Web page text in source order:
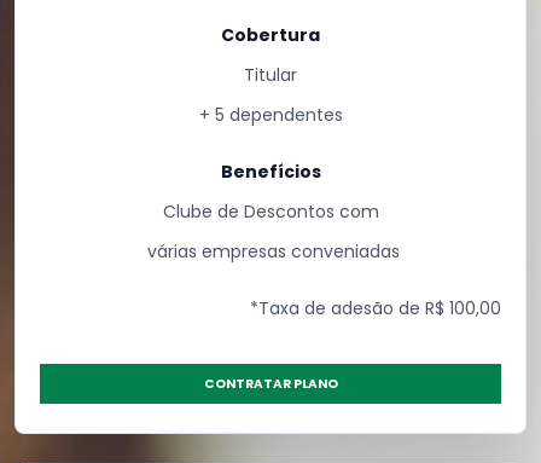
Cobertura
Titular
+ 5 dependentes
Benefícios
Clube de Descontos com
várias empresas conveniadas
*Taxa de adesão de R$ 100,00
CONTRATAR PLANO